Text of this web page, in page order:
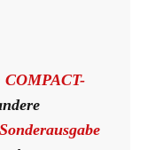
COMPACT-